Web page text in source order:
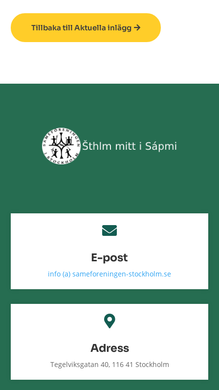
Tillbaka till Aktuella inlägg

E-post
info (a) sameforeningen-stockholm.se

Adress
Tegelviksgatan 40, 116 41 Stockholm